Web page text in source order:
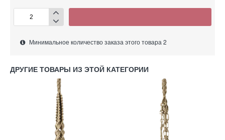
Минимальное количество заказа этого товара 2
ДРУГИЕ ТОВАРЫ ИЗ ЭТОЙ КАТЕГОРИИ